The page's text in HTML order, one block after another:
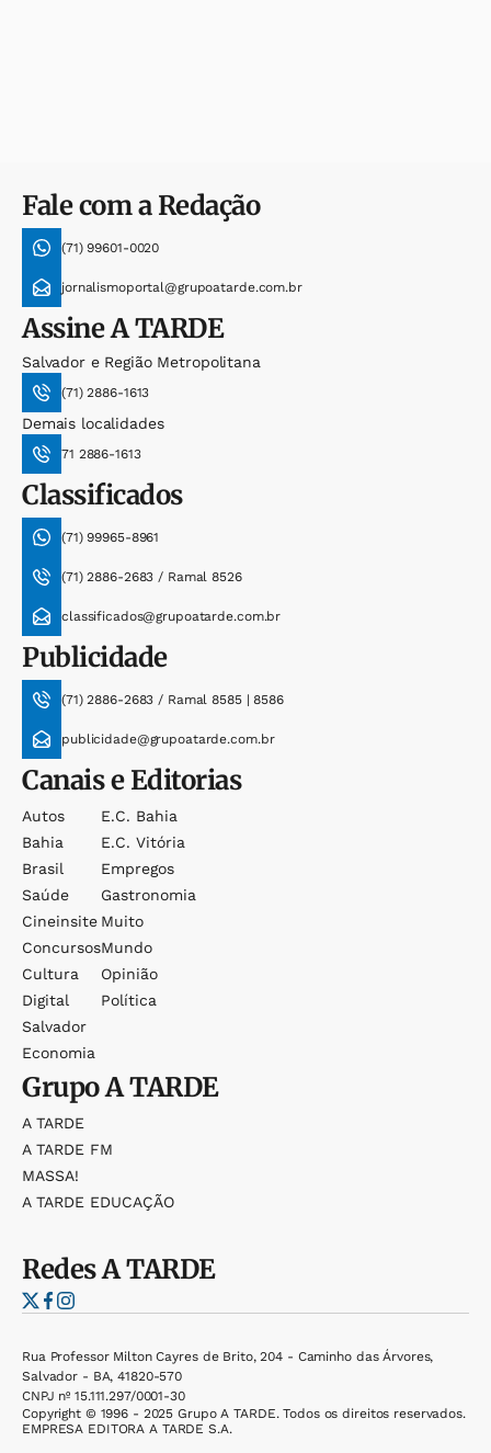
Fale com a Redação
(71) 99601-0020
jornalismoportal@grupoatarde.com.br
AssineA TARDE
Salvador e Região Metropolitana
(71) 2886-1613
Demais localidades
71 2886-1613
Classificados
(71) 99965-8961
(71) 2886-2683 / Ramal 8526
classificados@grupoatarde.com.br
Publicidade
(71) 2886-2683 / Ramal 8585 | 8586
publicidade@grupoatarde.com.br
Canais e Editorias
Autos
Bahia
Brasil
Saúde
Cineinsite
Concursos
Cultura
Digital
Salvador
Economia
E.c. Bahia
E.c. Vitória
Empregos
Gastronomia
Muito
Mundo
Opinião
Política
GrupoA TARDE
A TARDE
A TARDE FM
MASSA!
A TARDE EDUCAÇÃO
RedesA TARDE
Rua Professor Milton Cayres de Brito, 204 - Caminho das Árvores,
Salvador - BA, 41820-570
CNPJ nº 15.111.297/0001-30
Copyright © 1996 - 2025 Grupo A TARDE. Todos os direitos reservados.
EMPRESA EDITORA A TARDE S.A.